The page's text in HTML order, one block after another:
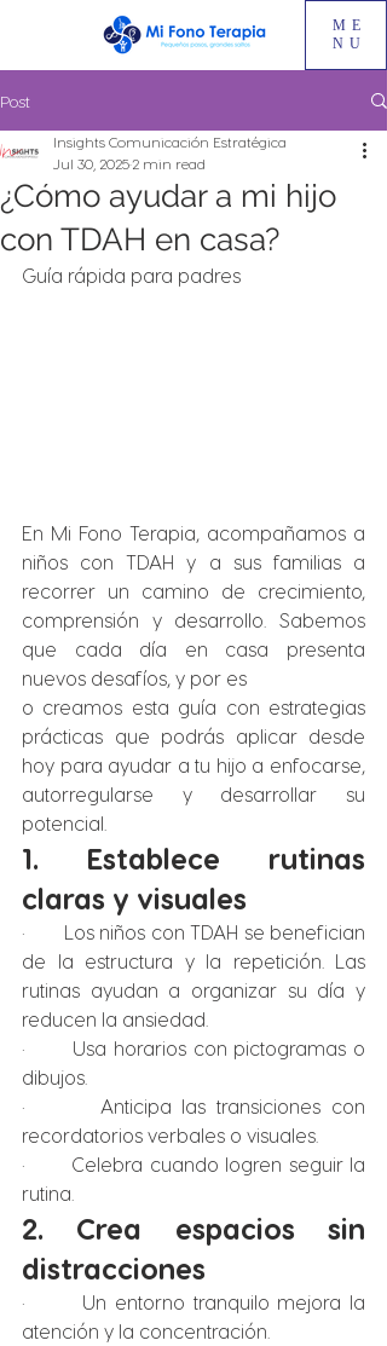
ME
NU
Post
¿Cómo ayudar a mi hijo
con TDAH en casa?
Insights Comunicación Estratégica
Jul 30, 2025 2 min read
Guía rápida para padres
En Mi Fono Terapia, acompañamos a
niños con TDAH y a sus familias a
recorrer un camino de crecimiento,
comprensión y desarrollo. Sabemos
que cada día en casa presenta
nuevos desafíos, y por es
o creamos esta guía con estrategias
prácticas que podrás aplicar desde
hoy para ayudar a tu hijo a enfocarse,
autorregularse y desarrollar su
potencial.
1. Establece rutinas
claras y visuales
·       Los niños con TDAH se benefician
de la estructura y la repetición. Las
rutinas ayudan a organizar su día y
reducen la ansiedad.
·       Usa horarios con pictogramas o
dibujos.
·       Anticipa las transiciones con
recordatorios verbales o visuales.
·       Celebra cuando logren seguir la
rutina.
2. Crea espacios sin
distracciones
·       Un entorno tranquilo mejora la
atención y la concentración.